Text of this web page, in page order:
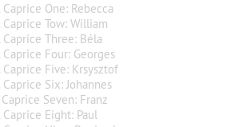
Caprice One: Rebecca
Caprice Tow: William
Caprice Three: Béla
Caprice Four: Georges
Caprice Five: Krsysztof
Caprice Six: Johannes
Caprice Seven: Franz
Caprice Eight: Paul